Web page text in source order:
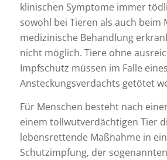
klinischen Symptome immer
sowohl bei Tieren als auch beim
medizinische Behandlung
nicht möglich. Tiere ohne
Impfschutz müssen im Falle eines
Ansteckungsverdachts getötet
Für Menschen besteht nach
einem tollwutverdächtigen Tier
lebensrettende Maßnahme in
Schutzimpfung, der sogenannten